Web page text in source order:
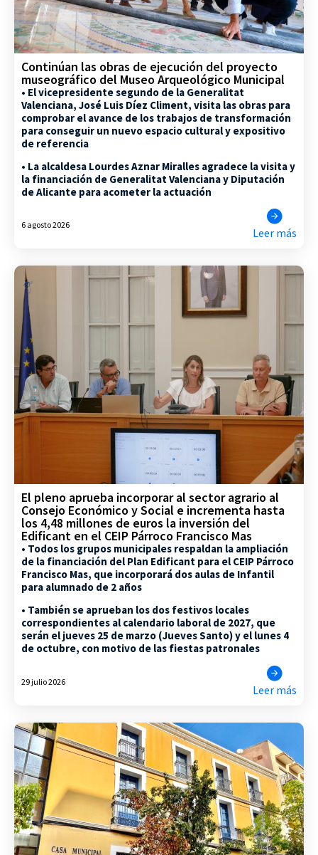
Continúan las obras de ejecución del proyecto
museográfico del Museo Arqueológico Municipal
• El vicepresidente segundo de la Generalitat
Valenciana, José Luis Díez Climent, visita las obras para
comprobar el avance de los trabajos de transformación
para conseguir un nuevo espacio cultural y expositivo
de referencia
• La alcaldesa Lourdes Aznar Miralles agradece la visita y
la financiación de Generalitat Valenciana y Diputación
de Alicante para acometer la actuación
6 agosto 2026
Leer más
El pleno aprueba incorporar al sector agrario al
Consejo Económico y Social e incrementa hasta
los 4,48 millones de euros la inversión del
Edificant en el CEIP Párroco Francisco Mas
• Todos los grupos municipales respaldan la ampliación
de la financiación del Plan Edificant para el CEIP Párroco
Francisco Mas, que incorporará dos aulas de Infantil
para alumnado de 2 años
• También se aprueban los dos festivos locales
correspondientes al calendario laboral de 2027, que
serán el jueves 25 de marzo (Jueves Santo) y el lunes 4
de octubre, con motivo de las fiestas patronales
29 julio 2026
Leer más